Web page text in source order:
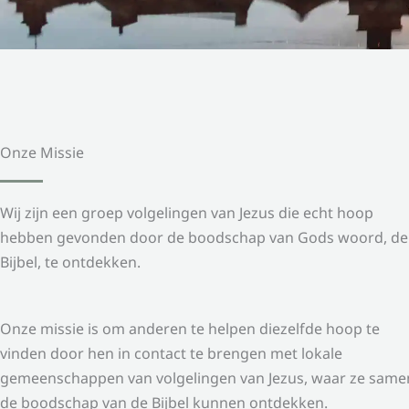
Onze Missie
Wij zijn een groep volgelingen van Jezus die echt hoop
hebben gevonden door de boodschap van Gods woord, de
Bijbel, te ontdekken.
Onze missie is om anderen te helpen diezelfde hoop te
vinden door hen in contact te brengen met lokale
gemeenschappen van volgelingen van Jezus, waar ze
de boodschap van de Bijbel kunnen ontdekken.